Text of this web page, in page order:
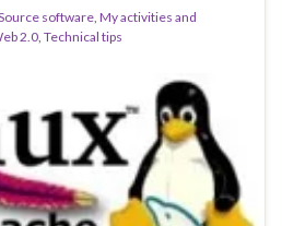
software My activities and
2.0 Technical tips